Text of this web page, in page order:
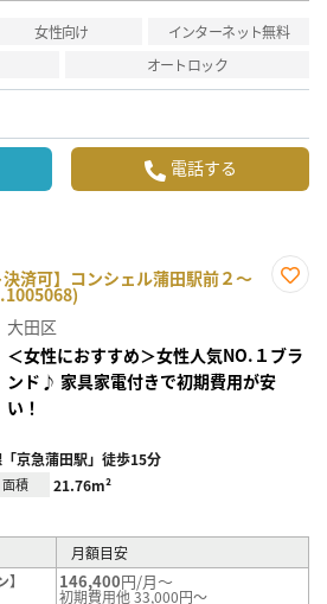
女性向け
インターネット無料
オートロック
電話する
決済可】コンシェル蒲田駅前２～
録
大田区
＜女性におすすめ＞女性人気NO.１ブラ
ンド♪ 家具家電付きで初期費用が安
い！
京急蒲田駅」徒歩15分
面積 21.76m²
月額目安
146,400円/月～
初期費用他 33,000円～